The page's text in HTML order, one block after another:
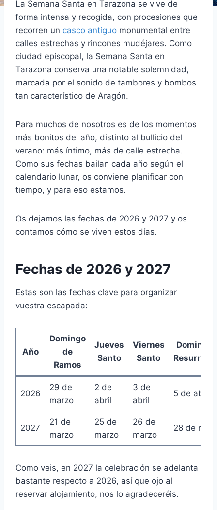
La Semana Santa en Tarazona se vive de
forma intensa y recogida, con procesiones que
recorren un casco antiguo monumental entre
calles estrechas y rincones mudéjares. Como
ciudad episcopal, la Semana Santa en
Tarazona conserva una notable solemnidad,
marcada por el sonido de tambores y bombos
tan característico de Aragón.
Para muchos de nosotros es de los momentos
más bonitos del año, distinto al bullicio del
verano: más íntimo, más de calle estrecha.
Como sus fechas bailan cada año según el
calendario lunar, os conviene planificar con
tiempo, y para eso estamos.
Os dejamos las fechas de 2026 y 2027 y os
contamos cómo se viven estos días.
Fechas de 2026 y 2027
Estas son las fechas clave para organizar
vuestra escapada:
Año
Domingo
de
Ramos
Jueves
Santo
Viernes
Santo
Domingo
2026
29 de
marzo
2 de
abril
3 de
abril
5 de abril
2027
21 de
marzo
25 de
marzo
26 de
marzo
28 de
Como veis, en 2027 la celebración se adelanta
bastante respecto a 2026, así que ojo al
reservar alojamiento; nos lo agradeceréis.